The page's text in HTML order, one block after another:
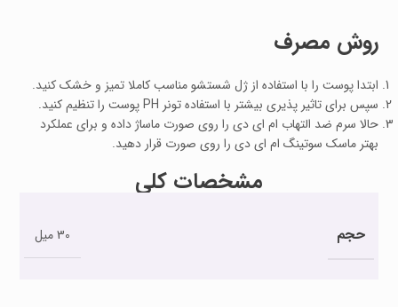
روش مصرف
ابتدا پوست را با استفاده از ژل شستشو مناسب کاملا تمیز و خشک کنید.
سپس برای تاثیر پذیری بیشتر با استفاده تونر PH پوست را تنظیم کنید.
حالا سرم ضد التهاب ام ای دی را روی صورت ماساژ داده و برای عملکرد
بهتر ماسک سوتینگ ام ای دی را روی صورت قرار دهید.
مشخصات کلی
حجم 30 میل